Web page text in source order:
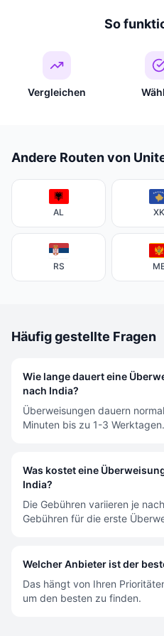
So
Vergleichen
Andere Routen von
AL XK
RS
Häufig gestellte Fragen
Wie lange dauert eine
nach India?
Überweisungen dauern
Minuten bis zu 1-3 Werktagen.
Was kostet eine
India?
Die Gebühren variieren je
Gebühren für die erste
Welcher Anbieter ist der
Das hängt von Ihren
um den besten zu finden.